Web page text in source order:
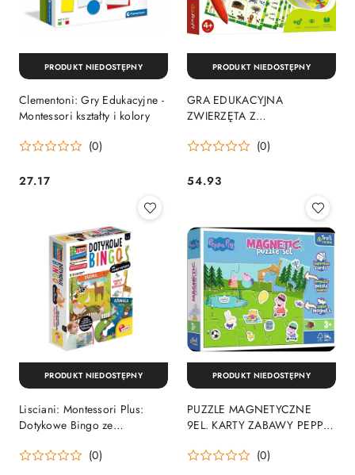
Clementoni: Gry Edukacyjne -
Montessori kształty i kolory
(0)
Cena:
27.17
PRODUKT NIEDOSTĘPNY
GRA EDUKACYJNA
ZWIERZĘTA Z
OŁÓWKIEM TREFL 02111
(0)
Cena:
54.93
PRODUKT NIEDOSTĘPNY
Lisciani: Montessori Plus:
Dotykowe Bingo ze
(0)
PRODUKT NIEDOSTĘPNY
PUZZLE MAGNETYCZNE
9EL. KARTY ZABAWY PEPPY
TREFL
(0)
PRODUKT NIEDOSTĘPNY